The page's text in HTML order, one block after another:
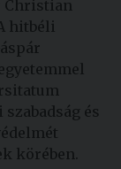
Christian
hitbéli
és
körében.